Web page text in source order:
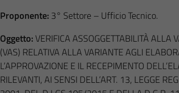
Proponente: 3° Settore – Ufficio Tecnico.
Oggetto:VERIFICA ASSOGGETTABILITÀ ALLA
(VAS) RELATIVA ALLA VARIANTE AGLI
L’APPROVAZIONE E IL RECEPIMENTO
RILEVANTI, AI SENSI DELL’ART. 13, LEGGE